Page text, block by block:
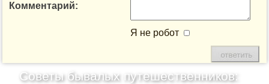
Комментарий:
Я не робот
Советы бывалых путешественников: